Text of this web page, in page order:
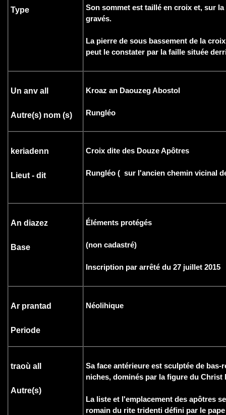
Type
Son sommet est taillé en croix et, sur
gravés.
La pierre de sous bassement de la
peut le constater par la faille située
Un anv all
Autre(s) nom (s)
Kroaz an Daouzeg Abostol
Rungléo
keriadenn
Lieut - dit
Croix dite des Douze Apôtres
Rungléo ( sur l'ancien chemin vicinal
An diazez
Base
Éléments protégés
(non cadastré)
Inscription par arrêté du 27 juillet 2015
Ar prantad
Periode
Néolihique
traoù all
Autre(s)
Sa face antérieure est sculptée de
niches, dominés par la figure du
La liste et l'emplacement des apôtres
romain du rite tridenti défini par le